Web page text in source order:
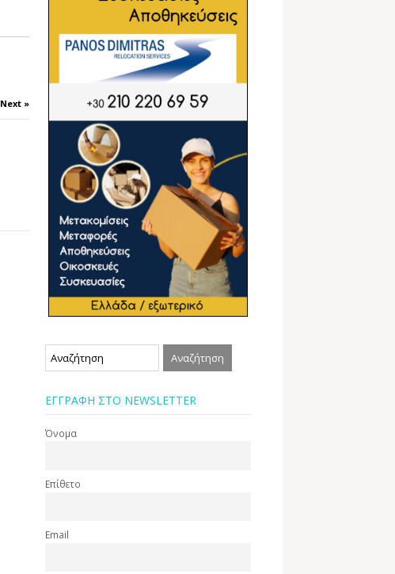
Next »
ΕΓΓΡΑΦΗ ΣΤΟ NEWSLETTER
Όνομα
Επίθετο
Email